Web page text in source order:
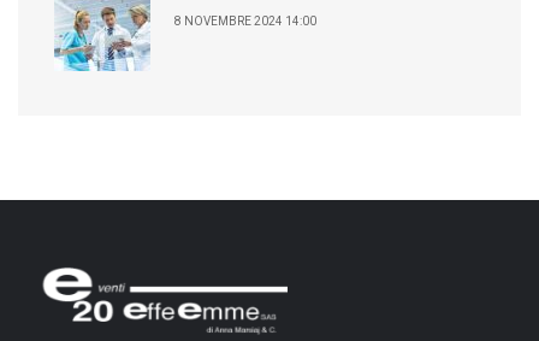
8 NOVEMBRE 2024 14:00